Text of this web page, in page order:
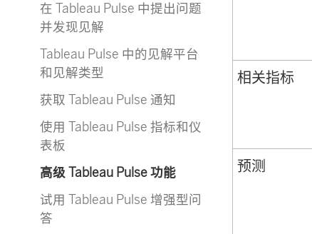
在 Tableau Pulse 中提出问题
并发现见解
Tableau Pulse 中的见解平台
和见解类型
获取 Tableau Pulse 通知
使用 Tableau Pulse 指标和仪
表板
高级 Tableau Pulse 功能
试用 Tableau Pulse 增强型问
答
相关指标
预测